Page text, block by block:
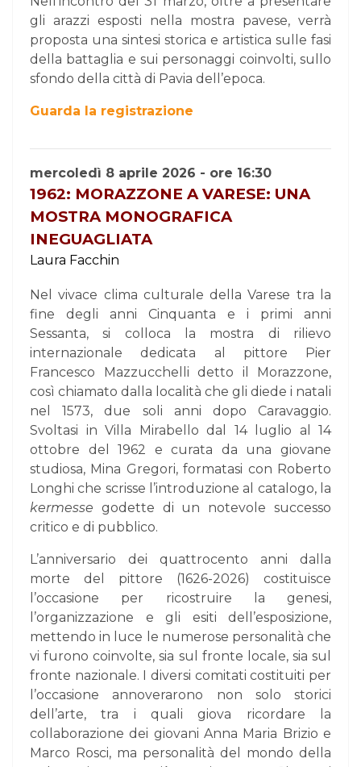
gli arazzi esposti nella mostra pavese, verrà
proposta una sintesi storica e artistica sulle fasi
della battaglia e sui personaggi coinvolti, sullo
sfondo della città di Pavia dell’epoca.
Guarda la registrazione
mercoledì 8 aprile 2026 - ore 16:30
1962: MORAZZONE A VARESE: UNA
MOSTRA MONOGRAFICA
INEGUAGLIATA
Laura Facchin
Nel vivace clima culturale della Varese tra la
fine degli anni Cinquanta e i primi anni
Sessanta, si colloca la mostra di rilievo
internazionale dedicata al pittore Pier
Francesco Mazzucchelli detto il Morazzone,
così chiamato dalla località che gli diede i natali
nel 1573, due soli anni dopo Caravaggio.
Svoltasi in Villa Mirabello dal 14 luglio al 14
ottobre del 1962 e curata da una giovane
studiosa, Mina Gregori, formatasi con Roberto
Longhi che scrisse l’introduzione al catalogo, la
kermesse godette di un notevole successo
critico e di pubblico.
L’anniversario dei quattrocento anni dalla
morte del pittore (1626-2026) costituisce
l’occasione per ricostruire la genesi,
l’organizzazione e gli esiti dell’esposizione,
mettendo in luce le numerose personalità che
vi furono coinvolte, sia sul fronte locale, sia sul
fronte nazionale. I diversi comitati costituiti per
l’occasione annoverarono non solo storici
dell’arte, tra i quali giova ricordare la
collaborazione dei giovani Anna Maria Brizio e
Marco Rosci, ma personalità del mondo della